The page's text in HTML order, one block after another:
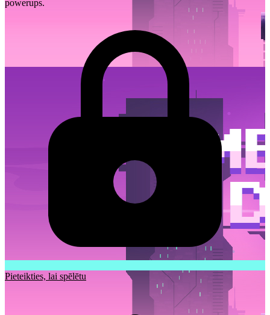
powerups.
Pieteikties, lai spēlētu